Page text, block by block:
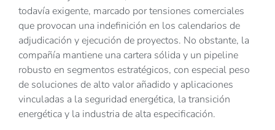
todavía exigente, marcado por tensiones comerciales
que provocan una indefinición en los calendarios de
adjudicación y ejecución de proyectos. No obstante, la
compañía mantiene una cartera sólida y un pipeline
robusto en segmentos estratégicos, con especial peso
de soluciones de alto valor añadido y aplicaciones
vinculadas a la seguridad energética, la transición
energética y la industria de alta especificación.